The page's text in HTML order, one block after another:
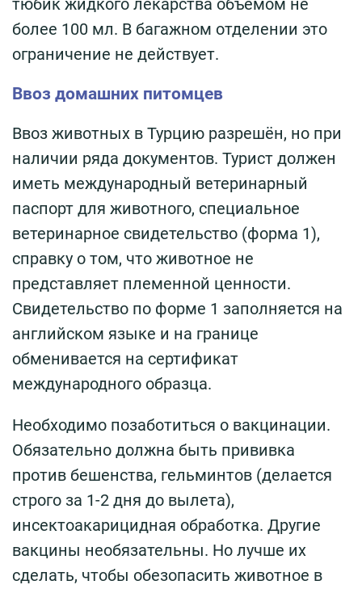
тюбик жидкого лекарства объемом не
более 100 мл. В багажном отделении это
ограничение не действует.
Ввоз домашних питомцев
Ввоз животных в Турцию разрешён, но при
наличии ряда документов. Турист должен
иметь международный ветеринарный
паспорт для животного, специальное
ветеринарное свидетельство (форма 1),
справку о том, что животное не
представляет племенной ценности.
Свидетельство по форме 1 заполняется на
английском языке и на границе
обменивается на сертификат
международного образца.
Необходимо позаботиться о вакцинации.
Обязательно должна быть прививка
против бешенства, гельминтов (делается
строго за 1-2 дня до вылета),
инсектоакарицидная обработка. Другие
вакцины необязательны. Но лучше их
сделать, чтобы обезопасить животное в